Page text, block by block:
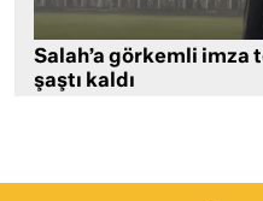
Salah’a görkemli imza
şaştı kaldı